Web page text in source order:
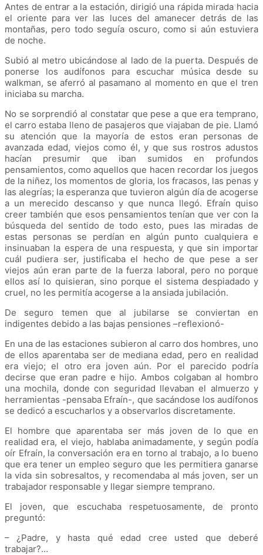
Antes de entrar a la estación, dirigió una rápida mirada hacia
el oriente para ver las luces del amanecer detrás de las
montañas, pero todo seguía oscuro, como si aún estuviera
de noche.
Subió al metro ubicándose al lado de la puerta. Después de
ponerse los audífonos para escuchar música desde su
walkman, se aferró al pasamano al momento en que el tren
iniciaba su marcha.
No se sorprendió al constatar que pese a que era temprano,
el carro estaba lleno de pasajeros que viajaban de pie. Llamó
su atención que la mayoría de estos eran personas de
avanzada edad, viejos como él, y que sus rostros adustos
hacían presumir que iban sumidos en profundos
pensamientos, como aquellos que hacen recordar los juegos
de la niñez, los momentos de gloria, los fracasos, las penas y
las alegrías; la esperanza que tuvieron algún día de acogerse
a un merecido descanso y que nunca llegó. Efraín quiso
creer también que esos pensamientos tenían que ver con la
búsqueda del sentido de todo esto, pues las miradas de
estas personas se perdían en algún punto cualquiera e
insinuaban la espera de una respuesta, y que sin importar
cuál pudiera ser, justificaba el hecho de que pese a ser
viejos aún eran parte de la fuerza laboral, pero no porque
ellos así lo quisieran, sino porque el sistema despiadado y
cruel, no les permitía acogerse a la ansiada jubilación.
De seguro temen que al jubilarse se conviertan en
indigentes debido a las bajas pensiones –reflexionó-
En una de las estaciones subieron al carro dos hombres, uno
de ellos aparentaba ser de mediana edad, pero en realidad
era viejo; el otro era joven aún. Por el parecido podría
decirse que eran padre e hijo. Ambos colgaban al hombro
una mochila, donde con seguridad llevaban el almuerzo y
herramientas -pensaba Efraín-, que sacándose los audífonos
se dedicó a escucharlos y a observarlos discretamente.
El hombre que aparentaba ser más joven de lo que en
realidad era, el viejo, hablaba animadamente, y según podía
oír Efraín, la conversación era en torno al trabajo, a lo bueno
que era tener un empleo seguro que les permitiera ganarse
la vida sin sobresaltos, y recomendaba al más joven, ser un
trabajador responsable y llegar siempre temprano.
El joven, que escuchaba respetuosamente, de pronto
preguntó:
– ¿Padre, y hasta qué edad cree usted que deberé
trabajar?…